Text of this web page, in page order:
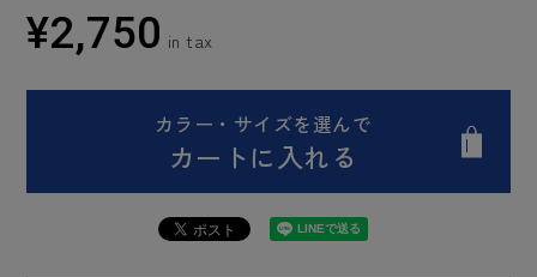
¥2,750
カラー・サイズを選んで
カートに入れる